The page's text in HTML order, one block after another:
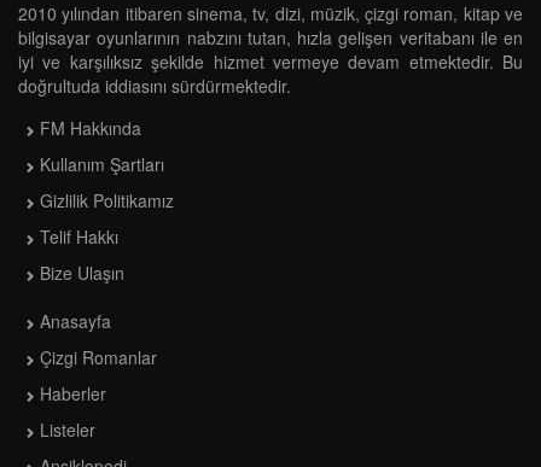
2010 yılından itibaren sinema, tv, dizi, müzik, çizgi roman, kitap ve
bilgisayar oyunlarının nabzını tutan, hızla gelişen veritabanı ile en
iyi ve karşılıksız şekilde hizmet vermeye devam etmektedir. Bu
doğrultuda iddiasını sürdürmektedir.
FM Hakkında
Kullanım Şartları
Gizlilik Politikamız
Telif Hakkı
Bize Ulaşın
Anasayfa
Çizgi Romanlar
Haberler
Listeler